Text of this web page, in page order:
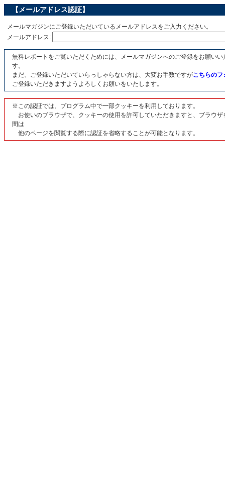
【メールアドレス認証】
メールマガジンにご登録いただいているメールアドレスをご入力ください。
メールアドレス:
無料レポートをご覧いただくためには、メールマガジンへのご登録をお願いい
す。
まだ、ご登録いただいていらっしゃらない方は、大変お手数ですがこちらのフ
ご登録いただきますようよろしくお願いをいたします。
※この認証では、プログラム中で一部クッキーを利用しております。
お使いのブラウザで、クッキーの使用を許可していただきますと、ブラウザ
間は
他のページを閲覧する際に認証を省略することが可能となります。